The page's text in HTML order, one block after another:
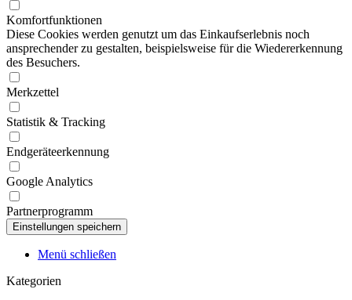
Komfortfunktionen
Diese Cookies werden genutzt um das Einkaufserlebnis noch
ansprechender zu gestalten, beispielsweise für die Wiedererkennung
des Besuchers.
Merkzettel
Statistik & Tracking
Endgeräteerkennung
Google Analytics
Partnerprogramm
Menü schließen
Kategorien